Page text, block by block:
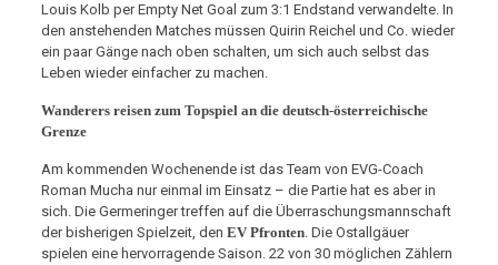
Louis Kolb per Empty Net Goal zum 3:1 Endstand verwandelte. In
den anstehenden Matches müssen Quirin Reichel und Co. wieder
ein paar Gänge nach oben schalten, um sich auch selbst das
Leben wieder einfacher zu machen.
Wanderers reisen zum Topspiel an die deutsch-österreichische
Grenze
Am kommenden Wochenende ist das Team von EVG-Coach
Roman Mucha nur einmal im Einsatz – die Partie hat es aber in
sich. Die Germeringer treffen auf die Überraschungsmannschaft
der bisherigen Spielzeit, den EV Pfronten. Die Ostallgäuer
spielen eine hervorragende Saison. 22 von 30 möglichen Zählern